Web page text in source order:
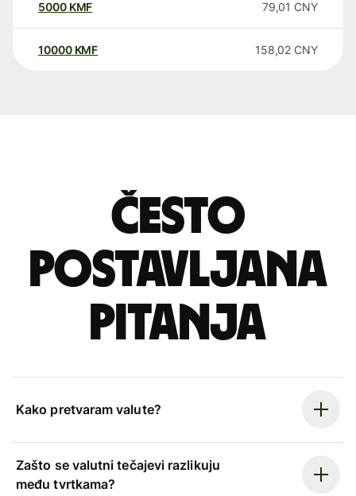
5000 KMF 79,01 CNY
10000 KMF 158,02 CNY
Često
postavljana
pitanja
Kako pretvaram valute?
Zašto se valutni tečajevi razlikuju
među tvrtkama?